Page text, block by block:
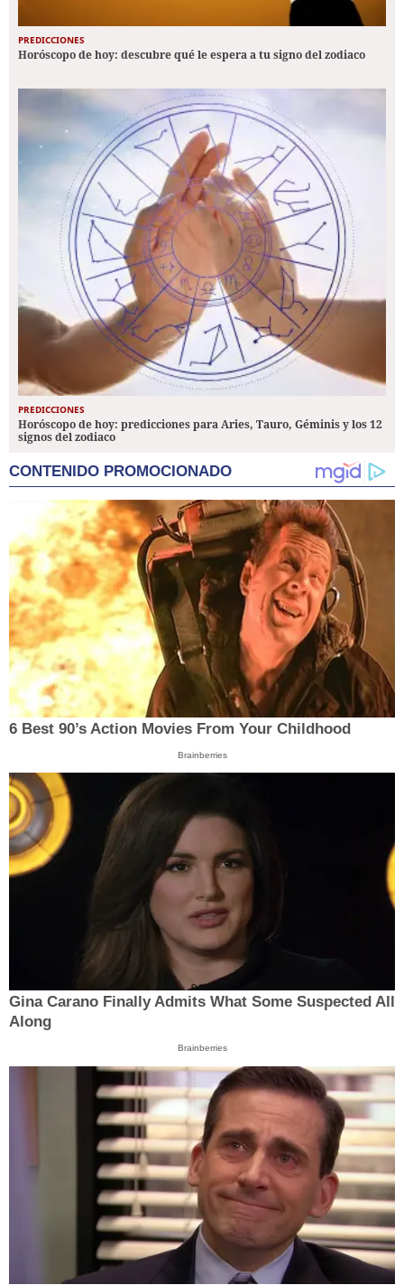
PREDICCIONES
Horóscopo de hoy: descubre qué le espera a tu signo del zodiaco
PREDICCIONES
Horóscopo de hoy: predicciones para Aries, Tauro, Géminis y los 12
signos del zodiaco
CONTENIDO PROMOCIONADO
6 Best 90’s Action Movies From Your Childhood
Brainberries
Gina Carano Finally Admits What Some Suspected All
Along
Brainberries